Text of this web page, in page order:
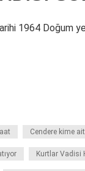
1964 Doğum
Cendere kime ait
Kurtlar Vadisi